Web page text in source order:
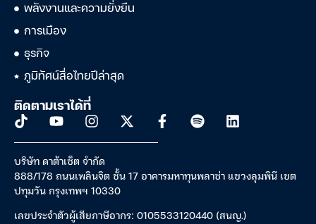
พลังงานและความยั่งยืน
การเมือง
ธุรกิจ
ภูมิทัศน์สื่อไทยปีล่าสุด
ติดตามเราได้ที่
บริษัท ดาต้าเซ็ต จำกัด
888/178 ถนนเพลินจิต ชั้น 17 อาคารมหาทุนพลาซ่า แขวงลุมพินี เขต
ปทุมวัน กรุงเทพฯ 10330
เลขประจำตัวผู้เสียภาษีอากร: 0105533120440 (สนญ.)